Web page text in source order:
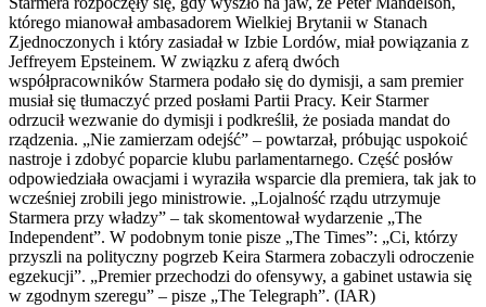
którego mianował ambasadorem Wielkiej Brytanii w Stanach
Zjednoczonych i który zasiadał w Izbie Lordów, miał powiązania z
Jeffreyem Epsteinem. W związku z aferą dwóch
współpracowników Starmera podało się do dymisji, a sam premier
musiał się tłumaczyć przed posłami Partii Pracy. Keir Starmer
odrzucił wezwanie do dymisji i podkreślił, że posiada mandat do
rządzenia. „Nie zamierzam odejść” – powtarzał, próbując uspokoić
nastroje i zdobyć poparcie klubu parlamentarnego. Część posłów
odpowiedziała owacjami i wyraziła wsparcie dla premiera, tak jak to
wcześniej zrobili jego ministrowie. „Lojalność rządu utrzymuje
Starmera przy władzy” – tak skomentował wydarzenie „The
Independent”. W podobnym tonie pisze „The Times”: „Ci, którzy
przyszli na polityczny pogrzeb Keira Starmera zobaczyli odroczenie
egzekucji”. „Premier przechodzi do ofensywy, a gabinet ustawia się
w zgodnym szeregu” – pisze „The Telegraph”. (IAR)